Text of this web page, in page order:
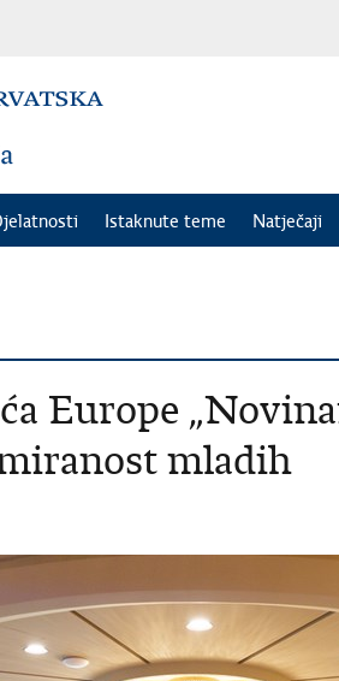
Istaknute teme Natječaji
Europe
mladih